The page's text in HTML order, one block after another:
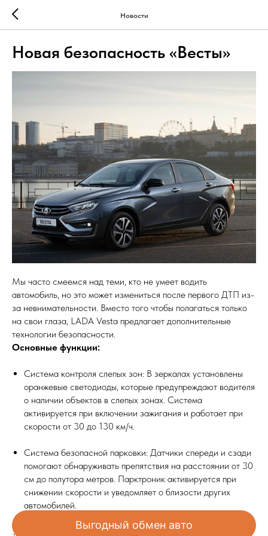
Новости
Новая безопасность «Весты»
Мы часто смеемся над теми, кто не умеет водить
автомобиль, но это может измениться после первого ДТП из-
за невнимательности. Вместо того чтобы полагаться только
на свои глаза, LADA Vesta предлагает дополнительные
технологии безопасности.
Основные функции:
Система контроля слепых зон: В зеркалах установлены
оранжевые светодиоды, которые предупреждают водителя
о наличии объектов в слепых зонах. Система
активируется при включении зажигания и работает при
скорости от 30 до 130 км/ч.
Система безопасной парковки: Датчики спереди и сзади
помогают обнаруживать препятствия на расстоянии от 30
см до полутора метров. Парктроник активируется при
снижении скорости и уведомляет о близости других
автомобилей.
Выгодный обмен авто